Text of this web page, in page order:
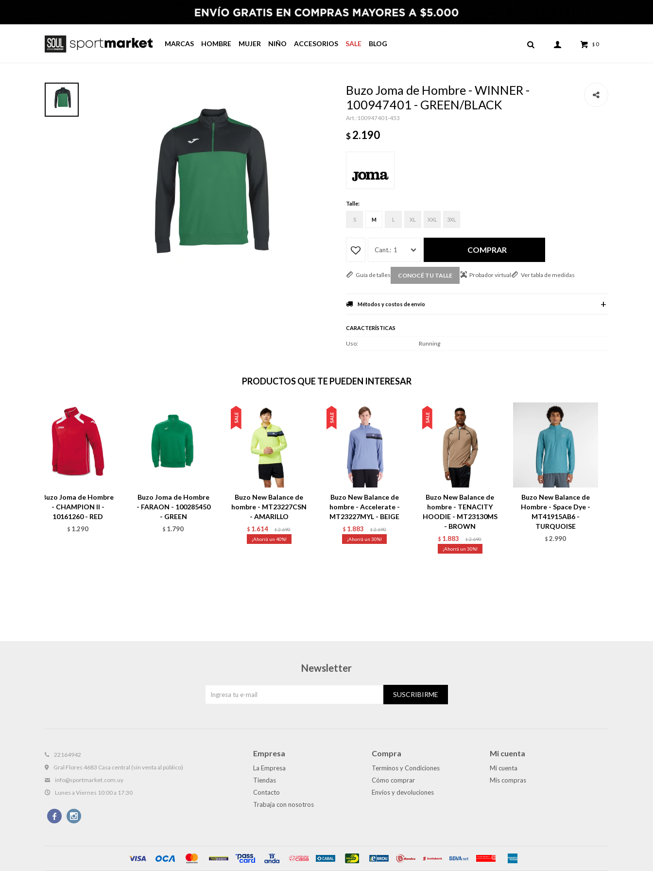
MARCAS HOMBRE MUJER NIÑO ACCESORIOS SALE BLOG $ 0
Buzo Joma de Hombre - WINNER -
100947401 - GREEN/BLACK
100947401-453
$2.190
Talle:
S M L XL XXL 3XL
1 COMPRAR
Guía de talles CONOCÉ TU TALLE Probador virtual Ver tabla de medidas
Métodos y costos de envío
CARACTERÍSTICAS
Uso Running
PRODUCTOS QUE TE PUEDEN INTERESAR
Buzo Joma de Hombre
- CHAMPION II -
10161260 - RED
$ 1.290
Buzo Joma de Hombre
- FARAON - 100285450
- GREEN
$ 1.790
Buzo New Balance de
hombre - MT23227CSN
- AMARILLO
$ 1.614 $ 2.690
40
Buzo New Balance de
hombre - Accelerate -
MT23227MYL - BEIGE
$ 1.883 $ 2.690
30
Buzo New Balance de
hombre - TENACITY
HOODIE - MT23130MS
- BROWN
$ 1.883 $ 2.690
30
Buzo New Balance de
Hombre - Space Dye -
MT41915AB6 -
TURQUOISE
$ 2.990
22164942
Gral Flores 4683 Casa central (sin venta al público)
info@sportmarket.com.uy
Lunes a Viernes 10:00 a 17:30
 
Empresa
La Empresa
Tiendas
Contacto
Trabaja con nosotros
Compra
Terminos y Condiciones
Cómo comprar
Envíos y devoluciones
Mi cuenta
Mi cuenta
Mis compras
Newsletter
SUSCRIBIRME